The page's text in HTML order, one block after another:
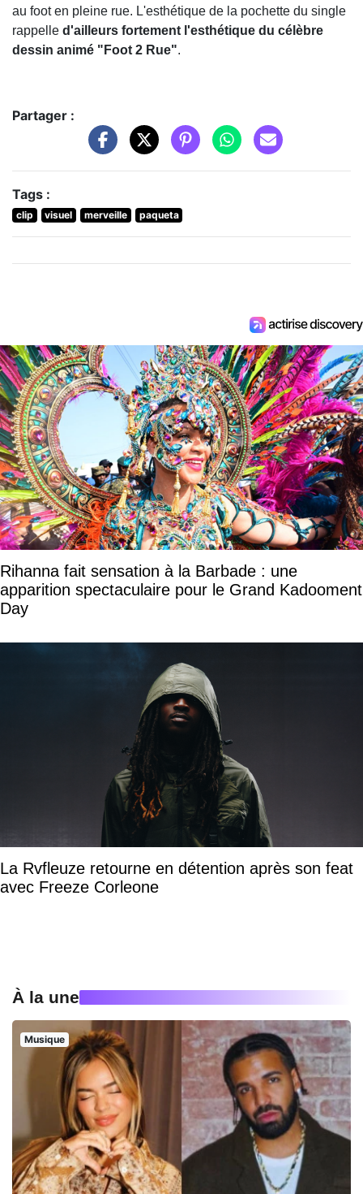
au foot en pleine rue. L'esthétique de la pochette du single
rappelle d'ailleurs fortement l'esthétique du célèbre
dessin animé "Foot 2 Rue".
Partager :
Tags :
clip visuel merveille paqueta
Rihanna fait sensation à la Barbade : une
apparition spectaculaire pour le Grand Kadooment
Day
La Rvfleuze retourne en détention après son feat
avec Freeze Corleone
À la une
Musique